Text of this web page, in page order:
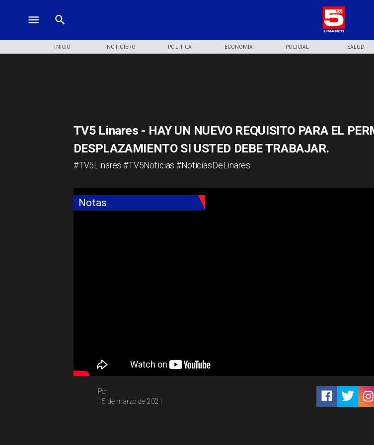
INICIO NOTICIERO POLÍTICA ECONOMÍA POLICIAL SALUD
Notas
Por
15 de marzo de 2021
TV5 Linares - HAY UN NUEVO REQUISITO PARA EL
DESPLAZAMIENTO SI USTED DEBE TRABAJAR.
#TV5Linares #TV5Noticias #NoticiasDeLinares